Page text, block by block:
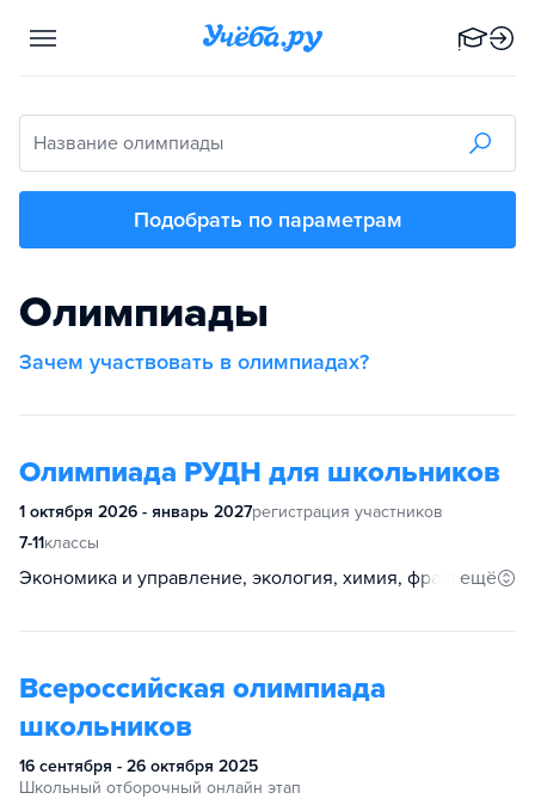
Название олимпиады
Подобрать по параметрам
Олимпиады
Зачем участвовать в олимпиадах?
Олимпиада РУДН для школьников
1 октября 2026 - январь 2027регистрация участников
7-11классы
Экономика и управление, экология, химия, французский язык, устойчивое развитие, таможенное дело, страноведение, спортивное программирование, психология образования, психология, право, основы бизнеса, обществознание, немецкий язык, история, испанский язык, информатика и кибербезопасность, информатика, геология, география, биология, английский язык, анализ данных, агробиотехнологии
ещё
Всероссийская олимпиада
школьников
16 сентября - 26 октября 2025
Школьный отборочный онлайн этап